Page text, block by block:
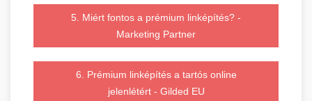
5. Miért fontos a prémium linképítés? -
Marketing Partner
6. Prémium linképítés a tartós online
jelenlétért - Gilded EU